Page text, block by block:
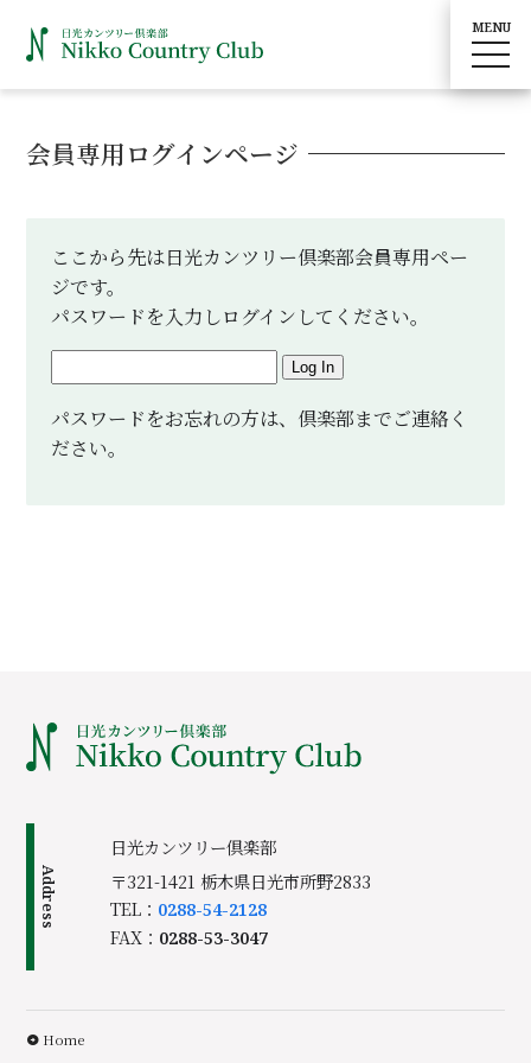
会員専用ログインページ
ここから先は日光カンツリー倶楽部会員専用ペー
ジです。
パスワードを入力しログインしてください。
Log In
パスワードをお忘れの方は、倶楽部までご連絡く
ださい。
Address
日光カンツリー倶楽部
〒321-1421 栃木県日光市所野2833
TEL： 0288-54-2128
FAX： 0288-53-3047
Home
MENU
toggle